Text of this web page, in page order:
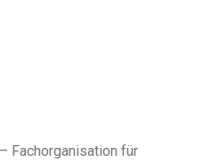
Fachorganisation für